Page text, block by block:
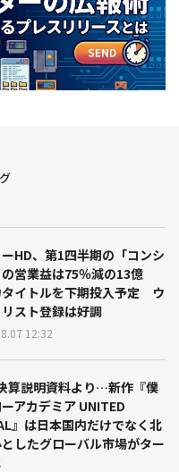
HD、第1四半期の「コンシ
営業益は75％減の13億
イトルを下期投入予定 ウ
スト登録は好調
12:32
算説明資料より…新作『僕
アカデミア UNITED
』は日本国内だけでなく北
したグローバル市場がター